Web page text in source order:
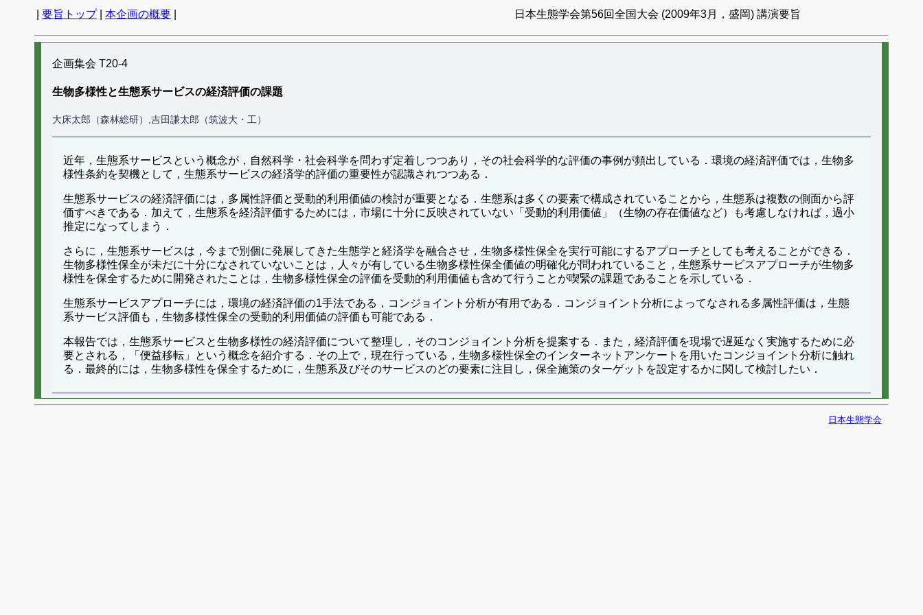
要旨トップ| 本企画の概要 日本生態学会第56回全国大会 (2009年3月，盛岡) 講演要旨
企画集会 T20-4
生物多様性と生態系サービスの経済評価の課題
大床太郎（森林総研）,吉田謙太郎（筑波大・工）
近年，生態系サービスという概念が，自然科学・社会科学を問わず定着しつつあり，その社会科学的な評価の事例が頻出している．環境の経済評価では，生物多
様性条約を契機として，生態系サービスの経済学的評価の重要性が認識されつつある．
生態系サービスの経済評価には，多属性評価と受動的利用価値の検討が重要となる．生態系は多くの要素で構成されていることから，生態系は複数の側面から評
価すべきである．加えて，生態系を経済評価するためには，市場に十分に反映されていない「受動的利用価値」（生物の存在価値など）も考慮しなければ，過小
推定になってしまう．
さらに，生態系サービスは，今まで別個に発展してきた生態学と経済学を融合させ，生物多様性保全を実行可能にするアプローチとしても考えることができる．
生物多様性保全が未だに十分になされていないことは，人々が有している生物多様性保全価値の明確化が問われていること，生態系サービスアプローチが生物多
様性を保全するために開発されたことは，生物多様性保全の評価を受動的利用価値も含めて行うことが喫緊の課題であることを示している．
生態系サービスアプローチには，環境の経済評価の1手法である，コンジョイント分析が有用である．コンジョイント分析によってなされる多属性評価は，生態
系サービス評価も，生物多様性保全の受動的利用価値の評価も可能である．
本報告では，生態系サービスと生物多様性の経済評価について整理し，そのコンジョイント分析を提案する．また，経済評価を現場で遅延なく実施するために必
要とされる，「便益移転」という概念を紹介する．その上で，現在行っている，生物多様性保全のインターネットアンケートを用いたコンジョイント分析に触れ
る．最終的には，生物多様性を保全するために，生態系及びそのサービスのどの要素に注目し，保全施策のターゲットを設定するかに関して検討したい．
日本生態学会